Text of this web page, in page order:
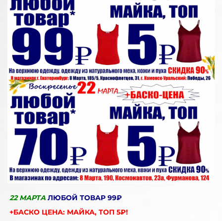
22 МАРТА ЛЮБОЙ ТОВАР 99₽
+БАСКО ЦЕНА: МАЙКА, ТОП 5₽!